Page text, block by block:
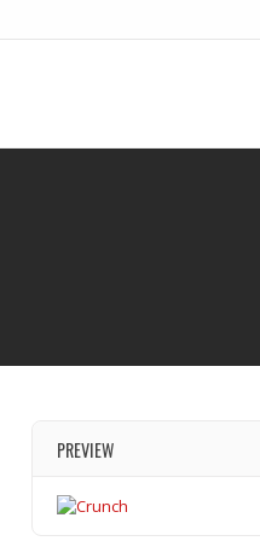
PREVIEW